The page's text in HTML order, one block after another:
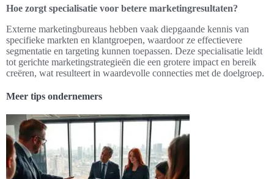
Hoe zorgt specialisatie voor betere marketingresultaten?
Externe marketingbureaus hebben vaak diepgaande kennis van
specifieke markten en klantgroepen, waardoor ze effectievere
segmentatie en targeting kunnen toepassen. Deze specialisatie leidt
tot gerichte marketingstrategieën die een grotere impact en bereik
creëren, wat resulteert in waardevolle connecties met de doelgroep.
Meer tips ondernemers